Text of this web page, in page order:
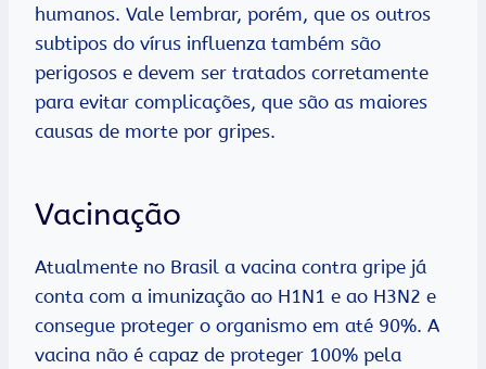
humanos. Vale lembrar, porém, que os outros
subtipos do vírus influenza também são
perigosos e devem ser tratados corretamente
para evitar complicações, que são as maiores
causas de morte por gripes.
Vacinação
Atualmente no Brasil a vacina contra gripe já
conta com a imunização ao H1N1 e ao H3N2 e
consegue proteger o organismo em até 90%. A
vacina não é capaz de proteger 100% pela